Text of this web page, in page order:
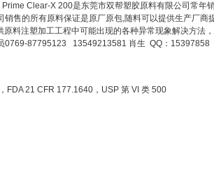
Clear-X 200是东莞市双帮塑胶原料有限公司常年
售的所有原料保证是原厂原包,随料可以提供生产厂商
料注塑加工工程中可能出现的各种异常现象解决方法
0769-87795123 13549213581 肖生 QQ：
FDA 21 CFR 177.1640，USP 第 VI 类 500